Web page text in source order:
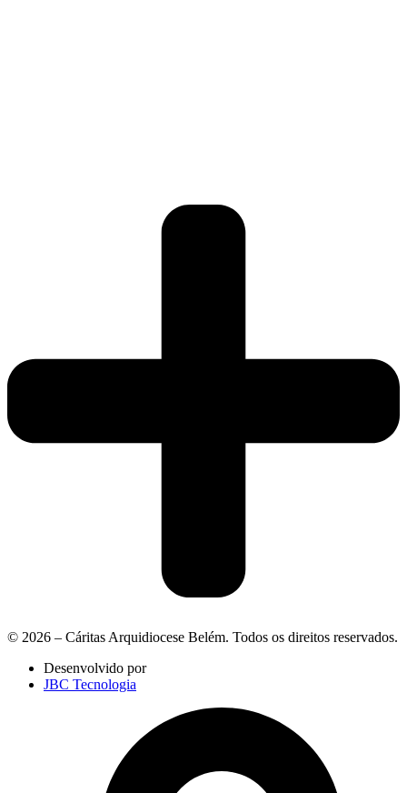
© 2026 – Cáritas Arquidiocese Belém. Todos os direitos reservados.
Desenvolvido por
JBC Tecnologia